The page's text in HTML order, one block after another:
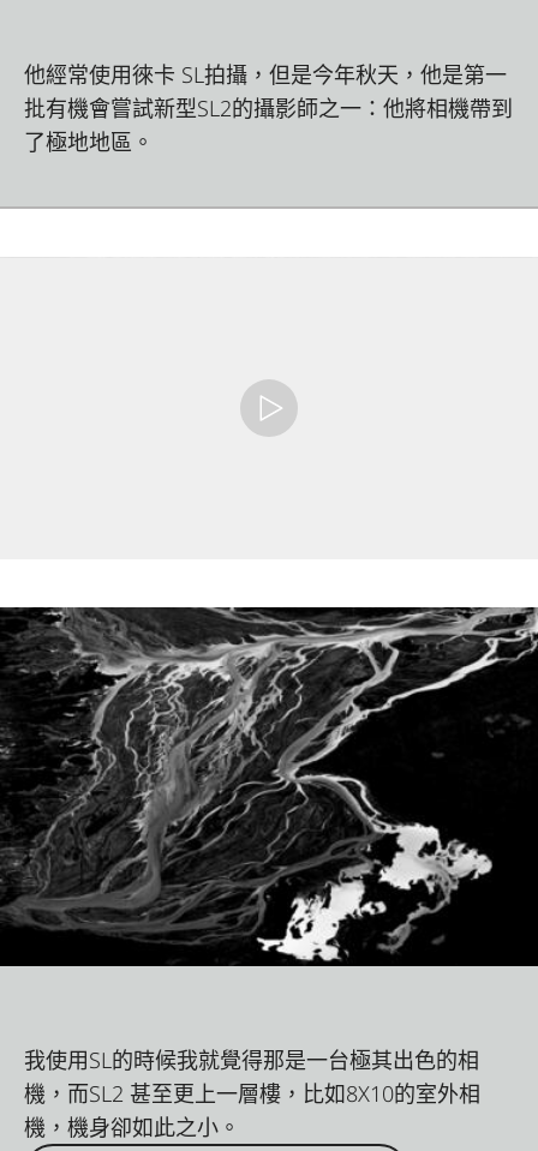
他經常使用徠卡 SL拍攝，但是今年秋天，他是第一
批有機會嘗試新型SL2的攝影師之一：他將相機帶到
了極地地區。
我使用SL的時候我就覺得那是一台極其出色的相
機，而SL2 甚至更上一層樓，比如8X10的室外相
機，機身卻如此之小。